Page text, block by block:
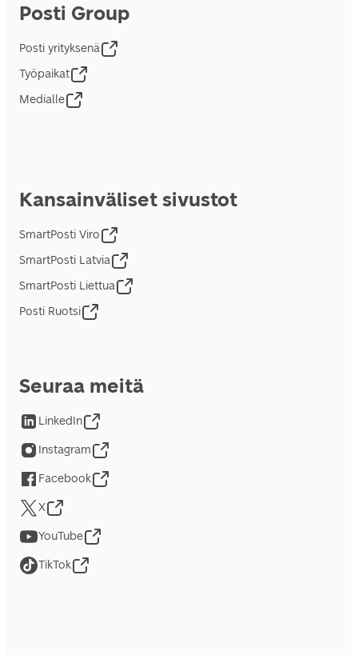
Posti Group
Posti yrityksenä
Työpaikat
Medialle
Kansainväliset sivustot
SmartPosti Viro
SmartPosti Latvia
SmartPosti Liettua
Posti Ruotsi
Seuraa meitä
LinkedIn
Instagram
Facebook
X
YouTube
TikTok